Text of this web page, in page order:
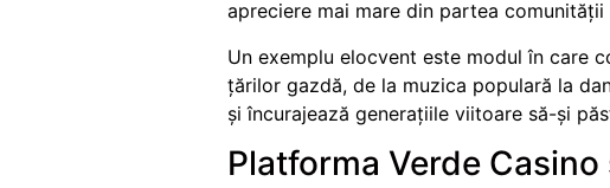
apreciere mai mare din partea comunității
Un exemplu elocvent este modul în care
țărilor gazdă, de la muzica populară la
și încurajează generațiile viitoare să-și
Platforma Verde